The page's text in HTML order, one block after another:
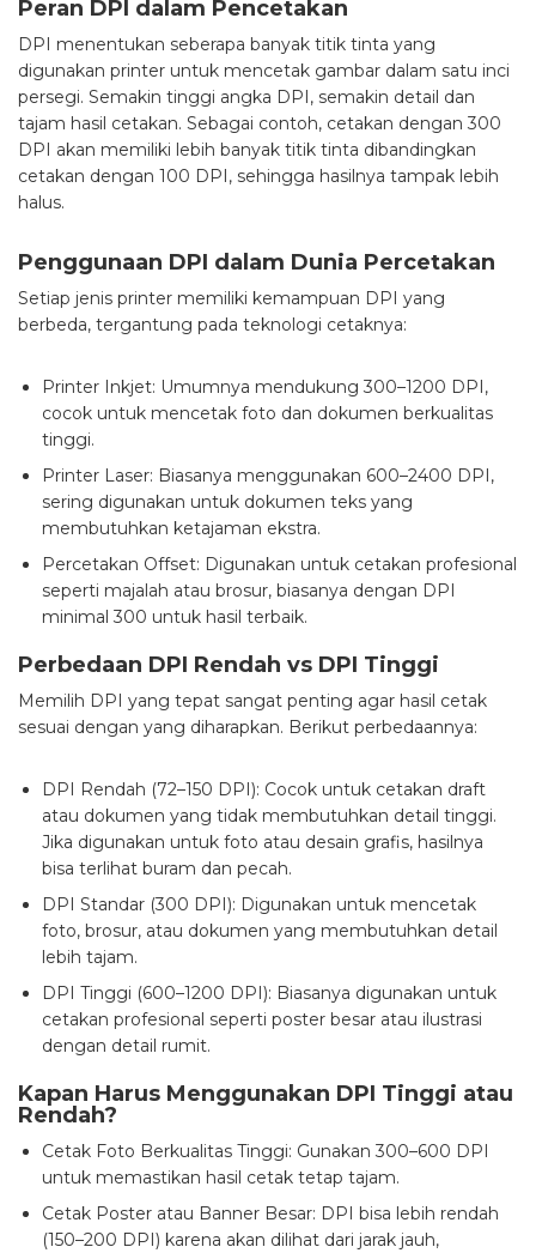
Peran DPI dalam Pencetakan
DPI menentukan seberapa banyak titik tinta yang
digunakan printer untuk mencetak gambar dalam satu inci
persegi. Semakin tinggi angka DPI, semakin detail dan
tajam hasil cetakan. Sebagai contoh, cetakan dengan 300
DPI akan memiliki lebih banyak titik tinta dibandingkan
cetakan dengan 100 DPI, sehingga hasilnya tampak lebih
halus.
Penggunaan DPI dalam Dunia Percetakan
Setiap jenis printer memiliki kemampuan DPI yang
berbeda, tergantung pada teknologi cetaknya:
Printer Inkjet: Umumnya mendukung 300–1200 DPI,
cocok untuk mencetak foto dan dokumen berkualitas
tinggi.
Printer Laser: Biasanya menggunakan 600–2400 DPI,
sering digunakan untuk dokumen teks yang
membutuhkan ketajaman ekstra.
Percetakan Offset: Digunakan untuk cetakan profesional
seperti majalah atau brosur, biasanya dengan DPI
minimal 300 untuk hasil terbaik.
Perbedaan DPI Rendah vs DPI Tinggi
Memilih DPI yang tepat sangat penting agar hasil cetak
sesuai dengan yang diharapkan. Berikut perbedaannya:
DPI Rendah (72–150 DPI): Cocok untuk cetakan draft
atau dokumen yang tidak membutuhkan detail tinggi.
Jika digunakan untuk foto atau desain grafis, hasilnya
bisa terlihat buram dan pecah.
DPI Standar (300 DPI): Digunakan untuk mencetak
foto, brosur, atau dokumen yang membutuhkan detail
lebih tajam.
DPI Tinggi (600–1200 DPI): Biasanya digunakan untuk
cetakan profesional seperti poster besar atau ilustrasi
dengan detail rumit.
Kapan Harus Menggunakan DPI Tinggi atau
Rendah?
Cetak Foto Berkualitas Tinggi: Gunakan 300–600 DPI
untuk memastikan hasil cetak tetap tajam.
Cetak Poster atau Banner Besar: DPI bisa lebih rendah
(150–200 DPI) karena akan dilihat dari jarak jauh,